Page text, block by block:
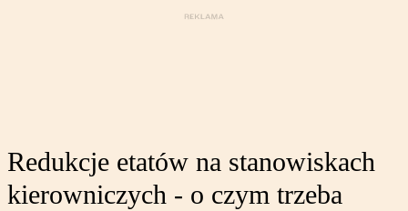
Redukcje etatów na stanowiskach
kierowniczych - o czym trzeba